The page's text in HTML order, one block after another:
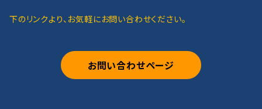
下のリンクより、お気軽にお問い合わせください。
お問い合わせページ